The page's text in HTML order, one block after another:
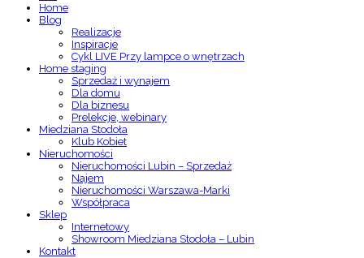
Home
Blog
Realizacje
Inspiracje
Cykl LIVE Przy lampce o wnętrzach
Home staging
Sprzedaż i wynajem
Dla domu
Dla biznesu
Prelekcje, webinary
Miedziana Stodoła
Klub Kobiet
Nieruchomości
Nieruchomości Lubin – Sprzedaż
Najem
Nieruchomości Warszawa-Marki
Współpraca
Sklep
Internetowy
Showroom Miedziana Stodoła – Lubin
Kontakt